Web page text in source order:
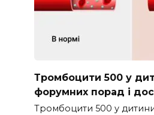
Тромбоцити 500 у
форумних порад і
Тромбоцити 500 у